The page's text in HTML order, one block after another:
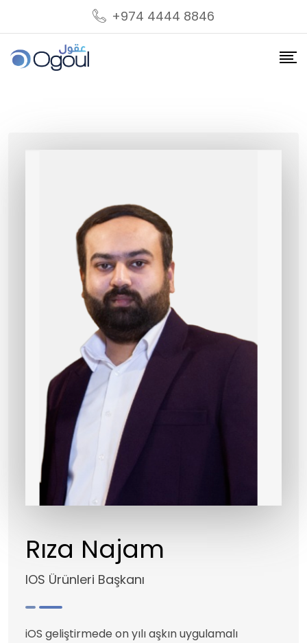
content
+974 4444 8846
Rıza Najam
IOS Ürünleri Başkanı
iOS geliştirmede on yılı aşkın uygulamalı